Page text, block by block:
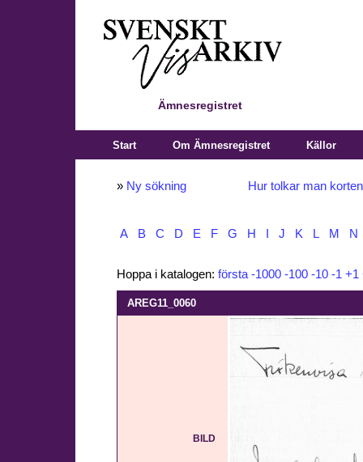
Ämnesregistret
Start Om Ämnesregistret Källor
» Ny sökning Hur tolkar man
A B C D E F G H J K L M N
Hoppa i katalogen: första -1000 -100 -10 -1 +1
AREG11_0060
BILD